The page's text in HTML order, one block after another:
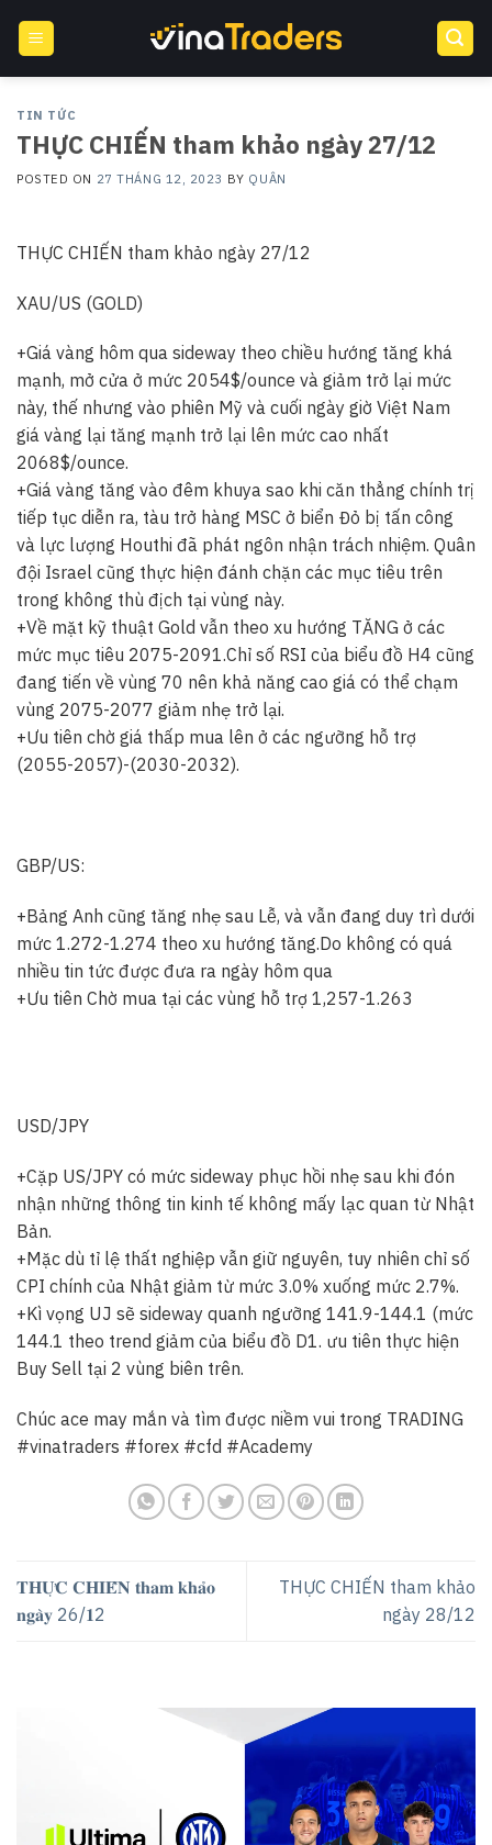
TIN TỨC
THỰC CHIẾN tham khảo ngày 27/12
POSTED ON 27 THÁNG 12, 2023 BY QUÂN
THỰC CHIẾN tham khảo ngày 27/12
XAU/US (GOLD)
+Giá vàng hôm qua sideway theo chiều hướng tăng khá
mạnh, mở cửa ở mức 2054$/ounce và giảm trở lại mức
này, thế nhưng vào phiên Mỹ và cuối ngày giờ Việt Nam
giá vàng lại tăng mạnh trở lại lên mức cao nhất
2068$/ounce.
+Giá vàng tăng vào đêm khuya sao khi căn thẳng chính trị
tiếp tục diễn ra, tàu trở hàng MSC ở biển Đỏ bị tấn công
và lực lượng Houthi đã phát ngôn nhận trách nhiệm. Quân
đội Israel cũng thực hiện đánh chặn các mục tiêu trên
trong không thù địch tại vùng này.
+Về mặt kỹ thuật Gold vẫn theo xu hướng TĂNG ở các
mức mục tiêu 2075-2091.Chỉ số RSI của biểu đồ H4 cũng
đang tiến về vùng 70 nên khả năng cao giá có thể chạm
vùng 2075-2077 giảm nhẹ trở lại.
+Ưu tiên chờ giá thấp mua lên ở các ngưỡng hỗ trợ
(2055-2057)-(2030-2032).
GBP/US:
+Bảng Anh cũng tăng nhẹ sau Lễ, và vẫn đang duy trì dưới
mức 1.272-1.274 theo xu hướng tăng.Do không có quá
nhiều tin tức được đưa ra ngày hôm qua
+Ưu tiên Chờ mua tại các vùng hỗ trợ 1,257-1.263
USD/JPY
+Cặp US/JPY có mức sideway phục hồi nhẹ sau khi đón
nhận những thông tin kinh tế không mấy lạc quan từ Nhật
Bản.
+Mặc dù tỉ lệ thất nghiệp vẫn giữ nguyên, tuy nhiên chỉ số
CPI chính của Nhật giảm từ mức 3.0% xuống mức 2.7%.
+Kì vọng UJ sẽ sideway quanh ngưỡng 141.9-144.1 (mức
144.1 theo trend giảm của biểu đồ D1. ưu tiên thực hiện
Buy Sell tại 2 vùng biên trên.
Chúc ace may mắn và tìm được niềm vui trong TRADING
#vinatraders #forex #cfd #Academy
𝐓𝐇𝐔̛̣𝐂 𝐂𝐇𝐈𝐄̂́𝐍 𝐭𝐡𝐚𝐦 𝐤𝐡𝐚̉𝐨
𝐧𝐠𝐚̀𝐲 26/𝟏2
THỰC CHIẾN tham khảo
ngày 28/12